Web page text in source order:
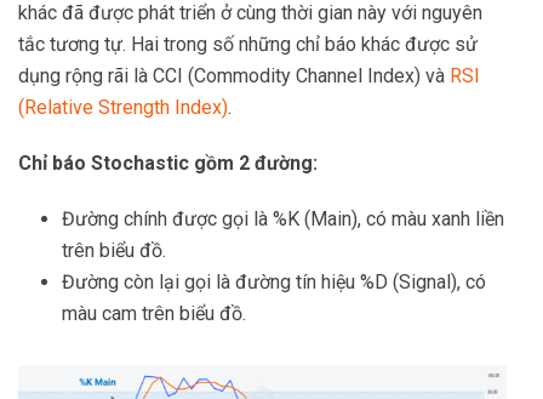
khác đã được phát triển ở cùng thời gian này với nguyên
tắc tương tự. Hai trong số những chỉ báo khác được sử
dụng rộng rãi là CCI (Commodity Channel Index) và RSI
(Relative Strength Index).
Chỉ báo Stochastic gồm 2 đường:
Đường chính được gọi là %K (Main), có màu xanh liền
trên biểu đồ.
Đường còn lại gọi là đường tín hiệu %D (Signal), có
màu cam trên biểu đồ.